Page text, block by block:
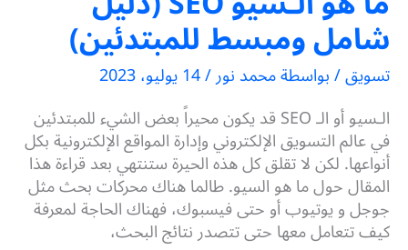
شامل ومبسط للمبتدئين)
تسويق/ بواسطةمحمد نور/14 يوليو، 2023
الـسيو أو الـ SEO قد يكون محيراً بعض الشيء للمبتدئين
في عالم التسويق الإلكتروني وإدارة المواقع الإلكترونية بكل
أنواعها. لكن لا تقلق كل هذه الحيرة ستنتهي بعد قراءة هذا
المقال حول ما هو السيو. طالما هناك محركات بحث مثل
جوجل و يوتيوب أو حتى فيسبوك، فهناك الحاجة لمعرفة
كيف تتعامل معها حتى تتصدر نتائج البحث،